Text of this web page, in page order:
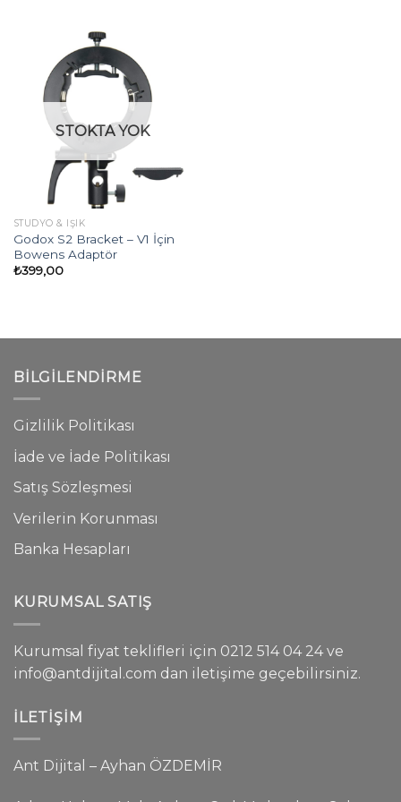
STOKTA YOK
STÜDYO & IŞIK
Godox S2 Bracket – V1 İçin
Bowens Adaptör
₺399,00
BILGILENDIRME
Gizlilik Politikası
İade ve İade Politikası
Satış Sözleşmesi
Verilerin Korunması
Banka Hesapları
KURUMSAL SATIŞ
Kurumsal fiyat teklifleri için 0212 514 04 24 ve
info@antdijital.com dan iletişime geçebilirsiniz.
İLETIŞIM
Ant Dijital – Ayhan ÖZDEMİR